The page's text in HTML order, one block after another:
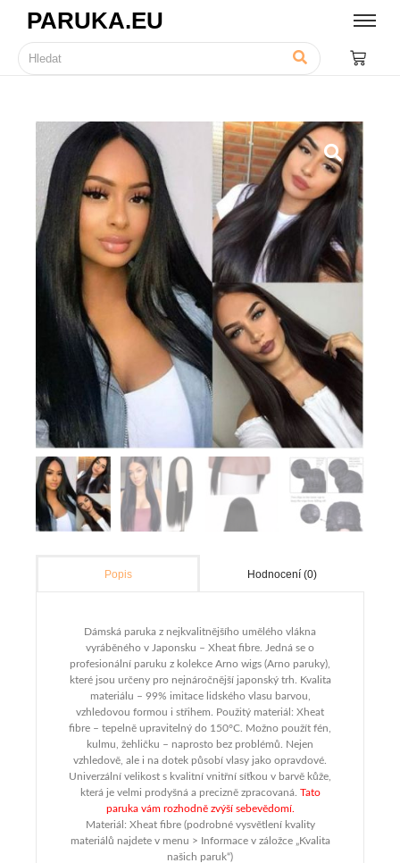
PARUKA.EU
Popis Hodnocení (0)
Dámská paruka z nejkvalitnějšího umělého vlákna
vyráběného v Japonsku – Xheat fibre. Jedná se o
profesionální paruku z kolekce Arno wigs (Arno paruky),
které jsou určeny pro nejnáročnější japonský trh. Kvalita
materiálu – 99% imitace lidského vlasu barvou,
vzhledovou formou i střihem. Použitý materiál: Xheat
fibre – tepelně upravitelný do 150°C. Možno použít fén,
kulmu, žehličku – naprosto bez problémů. Nejen
vzhledově, ale i na dotek působí vlasy jako opravdové.
Univerzální velikost s kvalitní vnitřní síťkou v barvě kůže,
která je velmi prodyšná a precizně zpracovaná. Tato
paruka vám rozhodně zvýší sebevědomí.
Materiál: Xheat fibre (podrobné vysvětlení kvality
materiálů najdete v menu > Informace v záložce „Kvalita
našich paruk“)